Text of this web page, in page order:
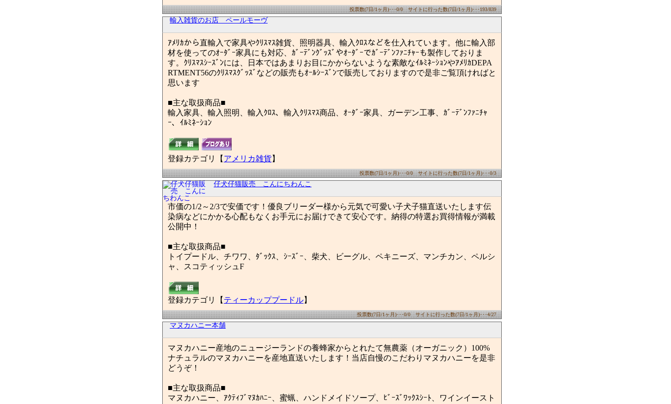
投票数(7日/1ヶ月)･･･0/0 サイトに行った数(7日/1ヶ月)･･･193/839
輸入雑貨のお店 ペールモーヴ
ｱﾒﾘｶから直輸入で家具やｸﾘｽﾏｽ雑貨、照明器具、輸入ｸﾛｽなどを仕入れています。他に輸入部
材を使ってのｵｰﾀﾞｰ家具にも対応、ｶﾞｰﾃﾞﾝｸﾞｯｽﾞやｵｰﾀﾞｰでｶﾞｰﾃﾞﾝﾌｧﾆﾁｬｰも製作しておりま
す。ｸﾘｽﾏｽｼｰｽﾞﾝには、日本ではあまりお目にかからないような素敵なｲﾙﾐﾈｰｼｮﾝやｱﾒﾘｶDEPA
RTMENT56のｸﾘｽﾏｽｸﾞｯｽﾞなどの販売もｵｰﾙｼｰｽﾞﾝで販売しておりますので是非ご覧頂ければと
思います
■主な取扱商品■
輸入家具、輸入照明、輸入ｸﾛｽ、輸入ｸﾘｽﾏｽ商品、ｵｰﾀﾞｰ家具、ガーデン工事、ｶﾞｰﾃﾞﾝﾌｧﾆﾁｬ
ｰ、ｲﾙﾐﾈｰｼｮﾝ
登録カテゴリ【 アメリカ雑貨】
投票数(7日/1ヶ月)･･･0/0 サイトに行った数(7日/1ヶ月)･･･0/3
仔犬仔猫販売 こんにちわんこ
市価の1/2～2/3で安価です！優良ブリーダー様から元気で可愛い子犬子猫直送いたします伝
染病などにかかる心配もなくお手元にお届けできて安心です。納得の特選お買得情報が満載
公開中！
■主な取扱商品■
トイプードル、チワワ、ﾀﾞｯｸｽ、ｼｰｽﾞｰ、柴犬、ビーグル、ペキニーズ、マンチカン、ペルシ
ャ、スコティッシュF
登録カテゴリ【 ティーカッププードル】
投票数(7日/1ヶ月)･･･0/0 サイトに行った数(7日/1ヶ月)･･･4/27
マヌカハニー本舗
マヌカハニー産地のニュージーランドの養蜂家からとれたて無農薬（オーガニック）100%
ナチュラルのマヌカハニーを産地直送いたします！当店自慢のこだわりマヌカハニーを是非
どうぞ！
■主な取扱商品■
マヌカハニー、ｱｸﾃｨﾌﾞﾏﾇｶﾊﾆｰ、蜜蝋、ハンドメイドソープ、ﾋﾞｰｽﾞﾜｯｸｽｼｰﾄ、ワインイースト